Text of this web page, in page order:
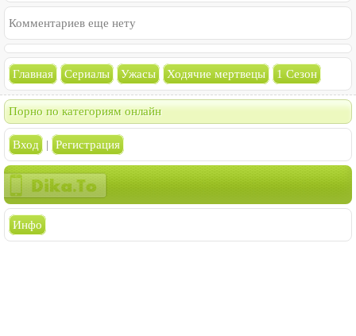
Комментариев еще нету
Главная Сериалы Ужасы Ходячие мертвецы 1 Сезон
Порно по категориям онлайн
Вход | Регистрация
Инфо